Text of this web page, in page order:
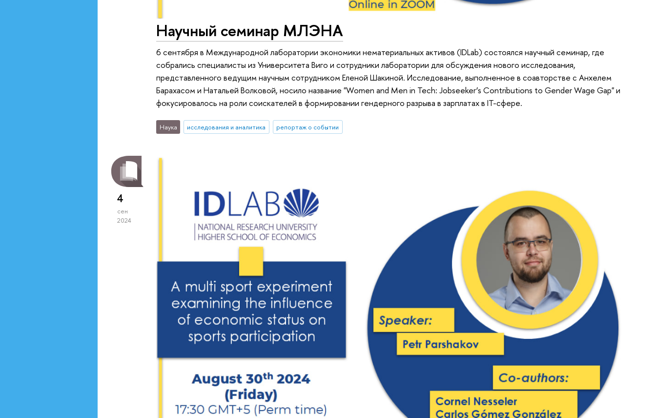
Научный семинар МЛЭНА
6 сентября в Международной лаборатории экономики нематериальных активов (IDLab) состоялся научный семинар, где
собрались специалисты из Университета Виго и сотрудники лаборатории для обсуждения нового исследования,
представленного ведущим научным сотрудником Еленой Шакиной. Исследование, выполненное в соавторстве с Анхелем
Барахасом и Натальей Волковой, носило название "Women and Men in Tech: Jobseeker’s Contributions to Gender Wage Gap" и
фокусировалось на роли соискателей в формировании гендерного разрыва в зарплатах в IT-сфере.
Наука исследования и аналитика репортаж о событии
4
сен
2024